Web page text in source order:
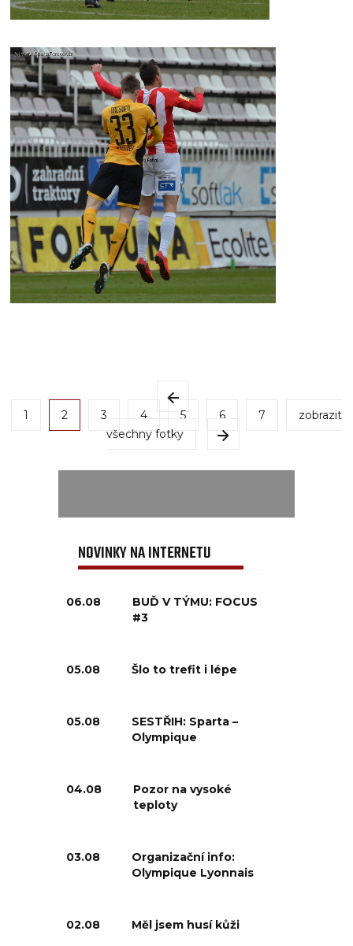
1 2 3 4 5 6 7
zobrazit
všechny fotky
NOVINKY NA INTERNETU
06.08
BUĎ V TÝMU: FOCUS
#3
05.08 Šlo to trefit i lépe
05.08
SESTŘIH: Sparta –
Olympique
04.08
Pozor na vysoké
teploty
03.08
Organizační info:
Olympique Lyonnais
02.08 Měl jsem husí kůži